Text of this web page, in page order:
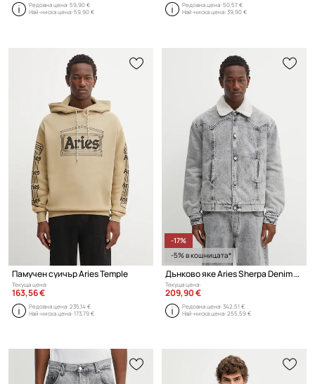
Редовна цена:59,90 €
Най-ниска цена:59,90 €
Редовна цена:50,57 €
Най-ниска цена:39,90 €
Памучен суичър Aries Temple
Текуща цена:
163,56 €
Редовна цена:235,14 €
Най-ниска цена:173,79 €
-17%
-5% в кошницата*
Дънково яке Aries Sherpa Denim Car Coat
Текуща цена:
209,90 €
Редовна цена:342,51 €
Най-ниска цена:255,59 €